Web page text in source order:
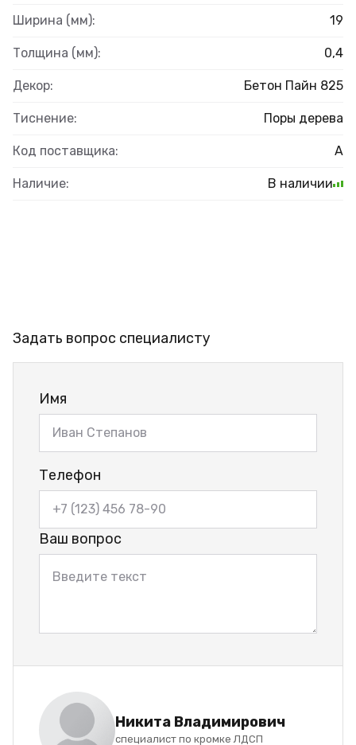
Ширина (мм): 19
Толщина (мм): 0,4
Декор: Бетон Пайн 825
Тиснение: Поры дерева
Код поставщика: А
Наличие: В наличии
Задать вопрос специалисту
Имя
Телефон
Ваш вопрос
Никита Владимирович
специалист по кромке ЛДСП